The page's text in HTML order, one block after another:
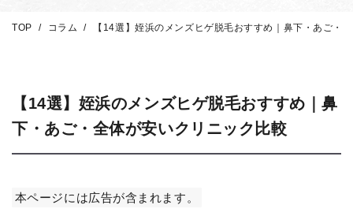
TOP コラム 【14選】姪浜のメンズヒゲ脱毛おすすめ｜鼻下・あご・
【14選】姪浜のメンズヒゲ脱毛おすすめ｜鼻
下・あご・全体が安いクリニック比較
本ページには広告が含まれます。